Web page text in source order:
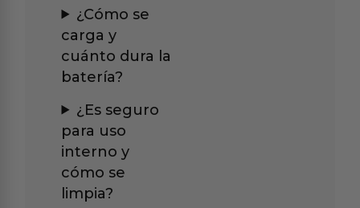
¿Cómo se
carga y
cuánto dura la
batería?
¿Es seguro
para uso
interno y
cómo se
limpia?